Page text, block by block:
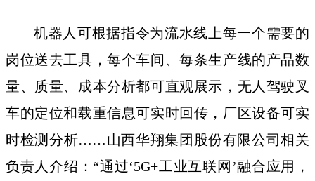
机器人可根据指令为流水线上每一个需要的
岗位送去工具，每个车间、每条生产线的产品数
量、质量、成本分析都可直观展示，无人驾驶叉
车的定位和载重信息可实时回传，厂区设备可实
时检测分析……山西华翔集团股份有限公司相关
负责人介绍：“通过‘5G+工业互联网’融合应用，